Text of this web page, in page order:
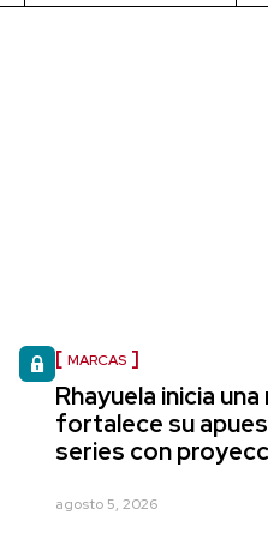
MARCAS
Rhayuela inicia
fortalece su
series con
agosto 5, 2026